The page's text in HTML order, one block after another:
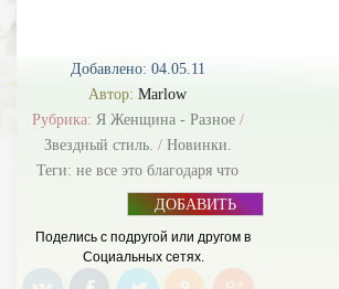
Добавлено: 04.05.11
Автор: Marlow
Рубрика: Я Женщина - Разное/
Звездный стиль. / Новинки.
Теги: не все это благодаря что
ДОБАВИТЬ
Поделись с подругой или другом в
Социальных сетях.